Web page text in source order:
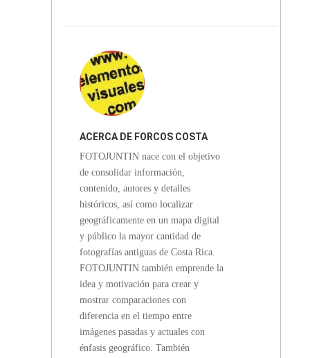
ACERCA DE FORCOS COSTA
RICA
FOTOJUNTIN nace con el objetivo
de consolidar información,
contenido, autores y detalles
históricos, así como localizar
geográficamente en un mapa digital
y público la mayor cantidad de
fotografías antiguas de Costa Rica.
FOTOJUNTIN también emprende la
idea y motivación para crear y
mostrar comparaciones con
diferencia en el tiempo entre
imágenes pasadas y actuales con
énfasis geográfico. También